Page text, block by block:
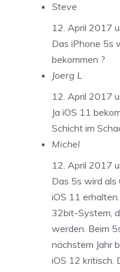
Steve
12. April 2017
Das iPhone 5s
bekommen ?
Joerg L
12. April 2017
Ja iOS 11
Schicht im
Michel
12. April 2017
Das 5s wird als
iOS 11
32bit-System,
werden. Beim
nächstem Jahr
iOS 12 kritisch.